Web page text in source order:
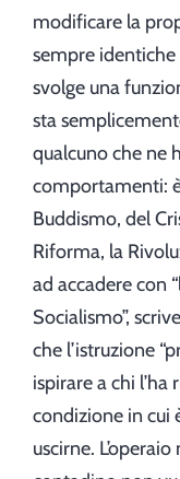
modificare la
sempre identiche
svolge una
sta
qualcuno che ne
comportamenti:
Buddismo, del
Riforma, la
ad accadere con
Socialismo”,
che l’istruzione
ispirare a chi
condizione in cui
uscirne.